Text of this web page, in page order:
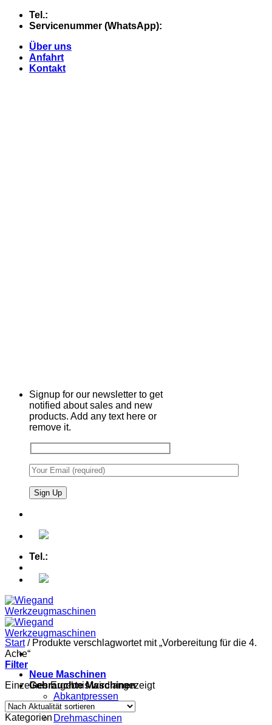
Skip
Tel.:
Servicenummer (WhatsApp):
Über uns
Anfahrt
Kontakt
Signup for our newsletter to get
notified about sales and new
products. Add any text here or
remove it.
Tel.:
Neue Maschinen
Gebrauchte Maschinen
Abkantpressen
Bohrmaschinen
Drehmaschinen
Start /Produkte verschlagwortet mit „Vorbereitung für die 4.
Ache“
Filter
Einzelnes Ergebnis wird angezeigt
Kategorien